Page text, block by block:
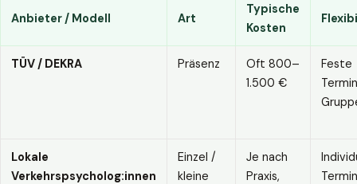
Anbieter / Modell Art
Typische
Kosten
TÜV / DEKRA Präsenz
Oft 800–
1.500 €
Feste
Lokale
Verkehrspsycholog:innen
Einzel /
kleine
Je nach
Praxis,